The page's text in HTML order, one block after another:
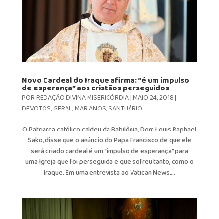
Novo Cardeal do Iraque afirma: “é um impulso
de esperança” aos cristãos perseguidos
PORREDAÇÃO DIVINA MISERICÓRDIA|MAIO 24, 2018|
DEVOTOS,GERAL,MARIANOS,SANTUÁRIO
O Patriarca católico caldeu da Babilônia, Dom Louis Raphael
Sako, disse que o anúncio do Papa Francisco de que ele
será criado cardeal é um “impulso de esperança” para
uma Igreja que foi perseguida e que sofreu tanto, como o
Iraque. Em uma entrevista ao Vatican News,...